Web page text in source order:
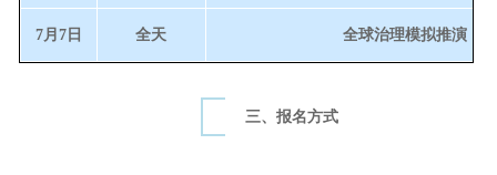
7月7日 全天 全球治理模拟推演
三、报名方式